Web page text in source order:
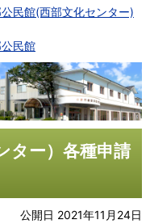
民館(西部文化センター)
民館
ター）各種申請
公開日 2021年11月24日